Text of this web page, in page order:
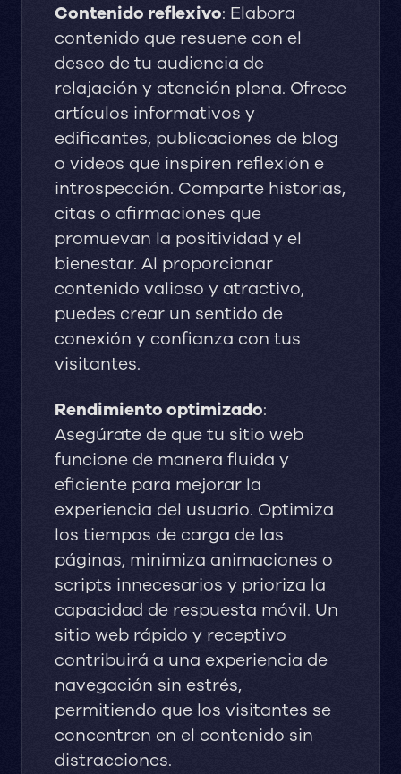
Contenido reflexivo: Elabora
contenido que resuene con el
deseo de tu audiencia de
relajación y atención plena. Ofrece
artículos informativos y
edificantes, publicaciones de blog
o videos que inspiren reflexión e
introspección. Comparte historias,
citas o afirmaciones que
promuevan la positividad y el
bienestar. Al proporcionar
contenido valioso y atractivo,
puedes crear un sentido de
conexión y confianza con tus
visitantes.
Rendimiento optimizado:
Asegúrate de que tu sitio web
funcione de manera fluida y
eficiente para mejorar la
experiencia del usuario. Optimiza
los tiempos de carga de las
páginas, minimiza animaciones o
scripts innecesarios y prioriza la
capacidad de respuesta móvil. Un
sitio web rápido y receptivo
contribuirá a una experiencia de
navegación sin estrés,
permitiendo que los visitantes se
concentren en el contenido sin
distracciones.